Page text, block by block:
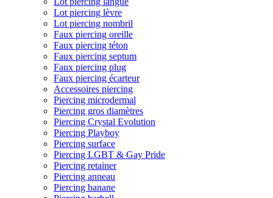
Lot piercing lèvre
Lot piercing nombril
Faux piercing oreille
Faux piercing téton
Faux piercing septum
Faux piercing plug
Faux piercing écarteur
Accessoires piercing
Piercing microdermal
Piercing gros diamètres
Piercing Crystal Evolution
Piercing Playboy
Piercing surface
Piercing LGBT & Gay Pride
Piercing retainer
Piercing anneau
Piercing banane